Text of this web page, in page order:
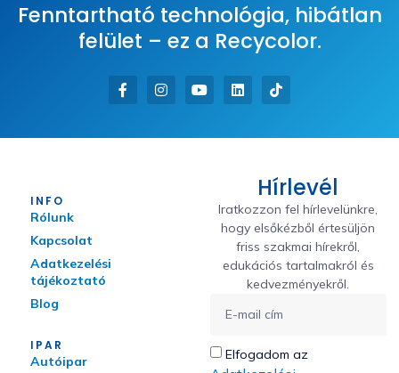
Fenntartható technológia, hibátlan
felület – ez a Recycolor.
INFO
Rólunk
Kapcsolat
Adatkezelési
tájékoztató
Blog
IPAR
Autóipar
Hírlevél
Iratkozzon fel hírlevelünkre,
hogy elsőkézből értesüljön
friss szakmai hírekről,
edukációs tartalmakról és
kedvezményekről.
Elfogadom az